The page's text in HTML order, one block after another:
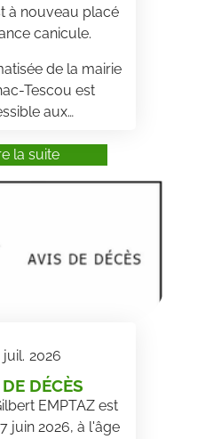
à nouveau placé
canicule.
de la mairie
Tescou est
aux…
la suite
juil. 2026
DÉCÈS
EMPTAZ est
juin 2026, à l'âge